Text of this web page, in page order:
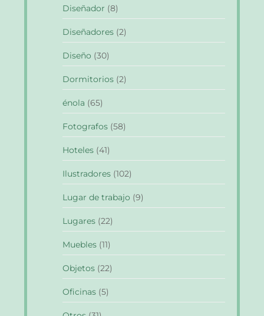
Diseñador (8)
Diseñadores (2)
Diseño (30)
Dormitorios (2)
énola (65)
Fotografos (58)
Hoteles (41)
Ilustradores (102)
Lugar de trabajo (9)
Lugares (22)
Muebles (11)
Objetos (22)
Oficinas (5)